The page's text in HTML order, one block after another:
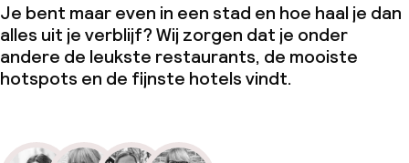
Je bent maar even in een stad en hoe haal je dan
alles uit je verblijf? Wij zorgen dat je onder
andere de leukste restaurants, de mooiste
hotspots en de fijnste hotels vindt.